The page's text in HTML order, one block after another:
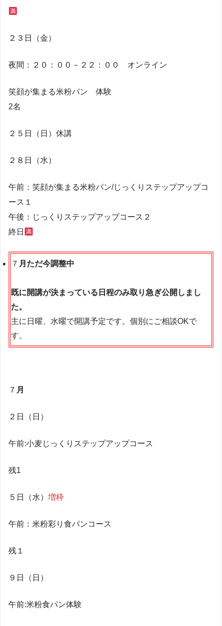
２３日（金）
夜間：２０：００－２２：００ オンライン
笑顔が集まる米粉パン 体験
2名
２５日（日）休講
２８日（水）
午前：笑顔が集まる米粉パン/じっくりステップアップコ
ース１
午後：じっくりステップアップコース２
終日
７ 月ただ今調整中
既に開講が決まっている日程のみ取り急ぎ公開しまし
た。
主に日曜、水曜で開講予定です。個別にご相談OKで
す。
７ 月
２日（日）
午前:小麦じっくりステップアップコース
残1
５日（水） 増枠
午前：米粉彩り食パンコース
残１
９日（日）
午前:米粉食パン体験